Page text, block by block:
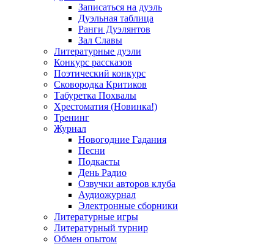
Записаться на дуэль
Дуэльная таблица
Ранги Дуэлянтов
Зал Славы
Литературные дуэли
Конкурс рассказов
Поэтический конкурс
Сковородка Критиков
Табуретка Похвалы
Хрестоматия (Новинка!)
Тренинг
Журнал
Новогодние Гадания
Песни
Подкасты
День Радио
Озвучки авторов клуба
Аудиожурнал
Электронные сборники
Литературные игры
Литературный турнир
Обмен опытом